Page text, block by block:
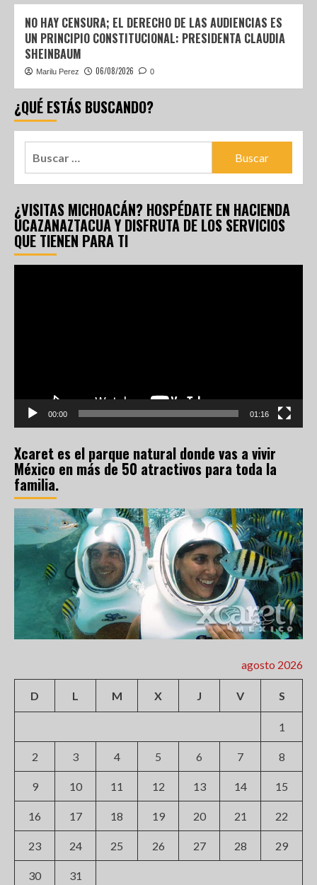
NO HAY CENSURA; EL DERECHO DE LAS AUDIENCIAS ES
UN PRINCIPIO CONSTITUCIONAL: PRESIDENTA CLAUDIA
SHEINBAUM
Marilu Perez 06/08/2026 0
¿QUÉ ESTÁS BUSCANDO?
¿VISITAS MICHOACÁN? HOSPÉDATE EN HACIENDA
UCAZANAZTACUA Y DISFRUTA DE LOS SERVICIOS
QUE TIENEN PARA TI
00:00 01:16
Xcaret es el parque natural donde vas a vivir
México en más de 50 atractivos para toda la
familia.
agosto 2026
D L M X J V S
1
2 3 4 5 6 7 8
9 10 11 12 13 14 15
16 17 18 19 20 21 22
23 24 25 26 27 28 29
30 31